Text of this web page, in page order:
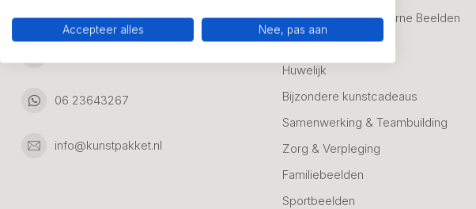
06 23643267
info@kunstpakket.nl
Alle Bronzen & Moderne Beelden
Geslaagd
Huwelijk
Bijzondere kunstcadeaus
Samenwerking & Teambuilding
Zorg & Verpleging
Familiebeelden
Sportbeelden
Accepteer alles Nee, pas aan